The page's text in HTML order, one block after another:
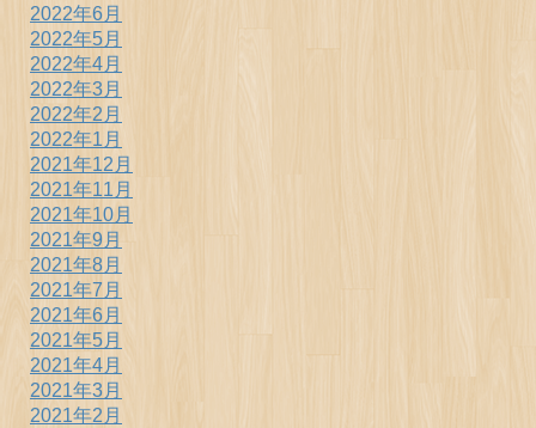
2022年6月
2022年5月
2022年4月
2022年3月
2022年2月
2022年1月
2021年12月
2021年11月
2021年10月
2021年9月
2021年8月
2021年7月
2021年6月
2021年5月
2021年4月
2021年3月
2021年2月